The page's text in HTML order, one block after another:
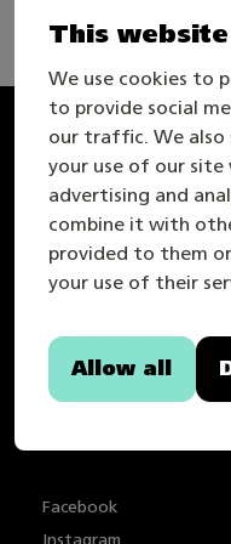
This
We use cookies to
to provide social
our traffic. We
your use of our site
advertising and
combine it with
provided to them
your use of their
Allow all
Taitaja
Info om webbplatsen
Sekretesspolicy
Facebook